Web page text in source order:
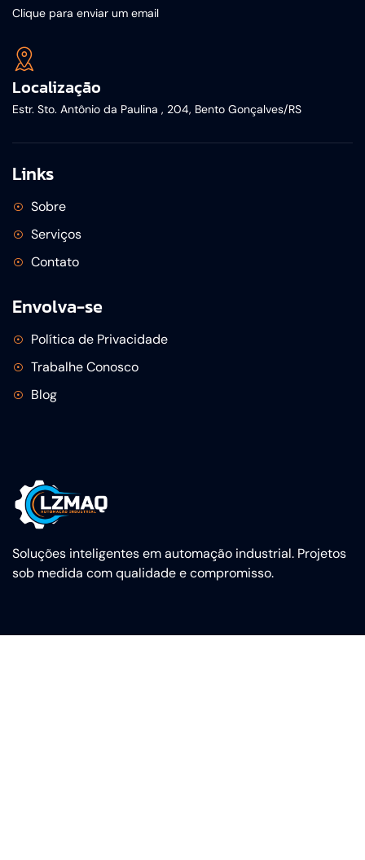
Soluções inteligentes em automação industrial. Projetos
sob medida com qualidade e compromisso.
Clique para enviar um email
Localização
Estr. Sto. Antônio da Paulina , 204, Bento Gonçalves/RS
Links
Sobre
Serviços
Contato
Envolva-se
Política de Privacidade
Trabalhe Conosco
Blog